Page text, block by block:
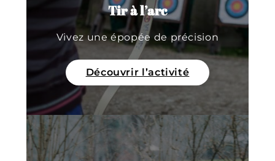
Tir à l’arc
Vivez une épopée de précision
Découvrir l’activité